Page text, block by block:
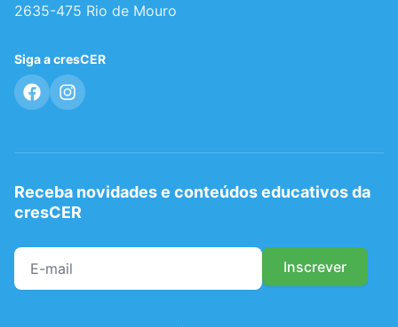
2635-475 Rio de Mouro
Siga a cresCER
Receba novidades e conteúdos educativos da
cresCER